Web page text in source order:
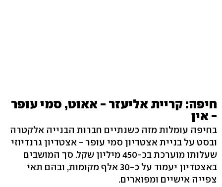
חיפה: קריית אליעזר - אאוט, סמי עופר
- אין
בחיפה עומלות מזה כשנתיים חברות הבנייה אלקטרה
ובסט על בניית אצטדיון סמי עופר - אצטדיון גרנדיוזי
שעלותו מוערכת בכ-450 מיליון שקל. סך המושבים
באצטדיון יעמוד על כ-30 אלף מקומות, ובהם תאי
צפייה אישיים ומפוארים.